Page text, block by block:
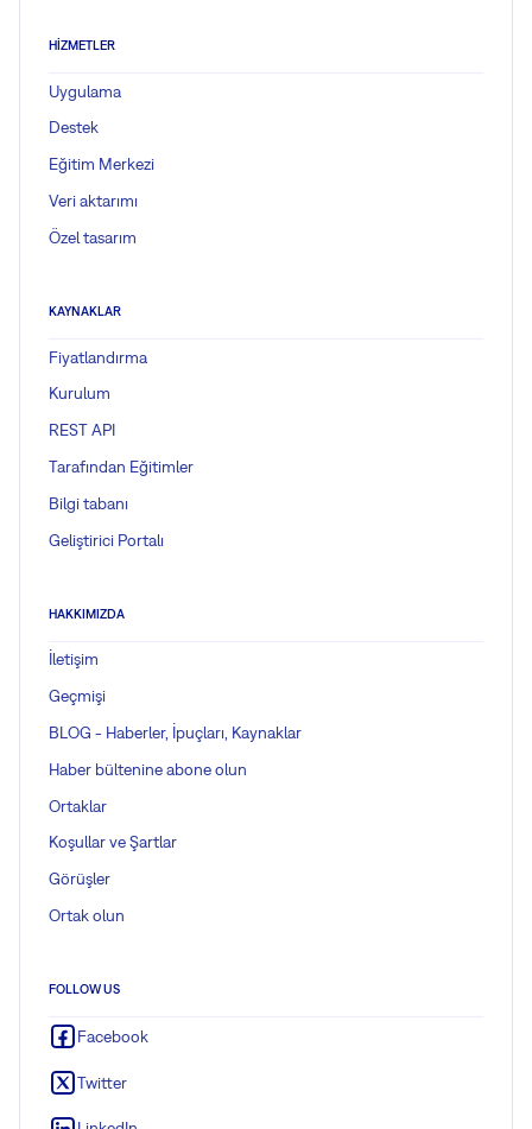
HIZMETLER
Uygulama
Destek
Eğitim Merkezi
Veri aktarımı
Özel tasarım
KAYNAKLAR
Fiyatlandırma
Kurulum
REST API
Tarafından Eğitimler
Bilgi tabanı
Geliştirici Portalı
HAKKIMIZDA
İletişim
Geçmişi
BLOG - Haberler, İpuçları, Kaynaklar
Haber bültenine abone olun
Ortaklar
Koşullar ve Şartlar
Görüşler
Ortak olun
FOLLOW US
Facebook
Twitter